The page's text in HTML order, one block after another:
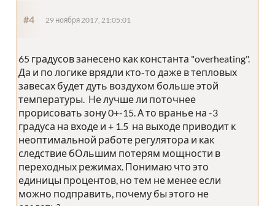
#4 29 ноября 2017, 21:05:01
65 градусов занесено как константа "overheating".
Да и по логике врядли кто-то даже в тепловых
завесах будет дуть воздухом больше этой
температуры. Не лучше ли поточнее
прорисовать зону 0+-15. А то вранье на -3
градуса на входе и + 1.5 на выходе приводит к
неоптимальной работе регулятора и как
следствие бОльшим потерям мощности в
переходных режимах. Понимаю что это
единицы процентов, но тем не менее если
можно подправить, почему бы этого не